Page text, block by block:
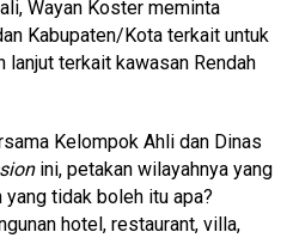
Wayan Koster meminta
Kabupaten/Kota terkait untuk
lanjut terkait kawasan Rendah
Kelompok Ahli dan Dinas
ini, petakan wilayahnya yang
tidak boleh itu apa?
hotel, restaurant, villa,